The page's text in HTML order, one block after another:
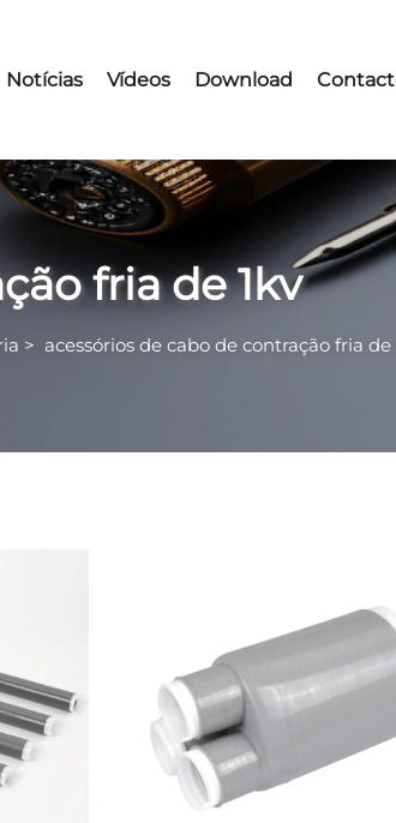
Notícias Vídeos Download
fria de 1kv
> acessórios de cabo de contração fria de